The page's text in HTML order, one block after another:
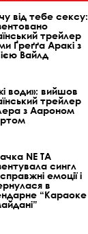
від тебе сексу:
трейлер
Ґреґґа Аракі з
Вайлд
води»: вийшов
трейлер
з Аароном
NE TA
сингл
емоції і
в
“Караоке